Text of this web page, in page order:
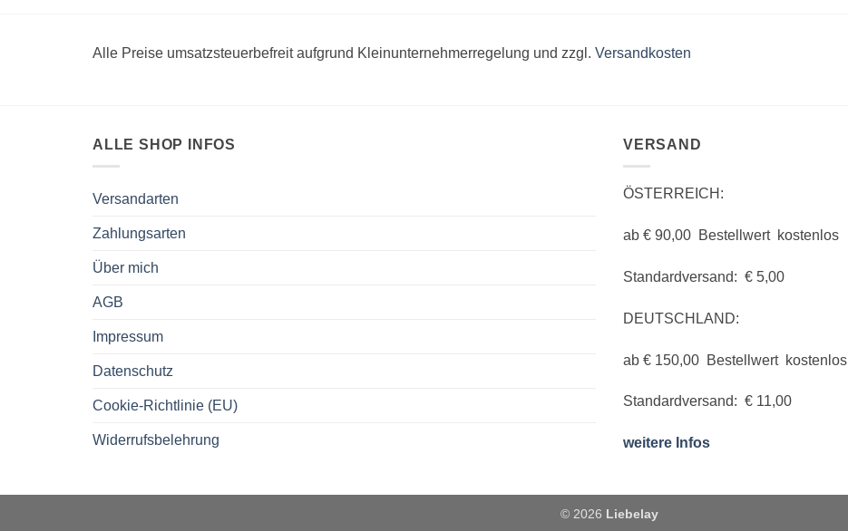
Alle Preise umsatzsteuerbefreit aufgrund Kleinunternehmerregelung und zzgl. Versandkosten
ALLE SHOP INFOS
Versandarten
Zahlungsarten
Über mich
AGB
Impressum
Datenschutz
Cookie-Richtlinie (EU)
Widerrufsbelehrung
VERSAND
ÖSTERREICH:
ab € 90,00 Bestellwert kostenlos
Standardversand: € 5,00
DEUTSCHLAND:
ab € 150,00 Bestellwert kostenlos
Standardversand: € 11,00
weitere Infos
© 2026 Liebelay